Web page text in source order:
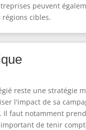
peuvent
cibles.
reste une stratégie
l'impact de sa
Il faut notamment
de tenir